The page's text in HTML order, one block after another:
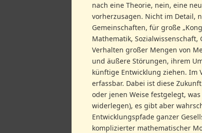
nach eine Theorie, nein, eine
vorherzusagen. Nicht im Detail,
Gemeinschaften, für große
Mathematik,
Verhalten großer Mengen von
und äußere Störungen, ihrem
künftige Entwicklung ziehen. Im
erfassbar. Dabei ist diese
oder jenen Weise festgelegt,
widerlegen), es gibt aber
Entwicklungspfade ganzer
komplizierter mathematischer